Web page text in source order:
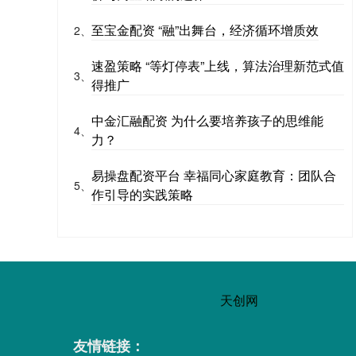
2、 至宝金配资 “融”出舞台，经济循环增质效
3、
速盈策略 “等灯停表”上线，算法治理新范式值
得推广
4、
中金汇融配资 为什么要培养孩子的思维能
力？
5、
易操盘配资平台 幸福同心家庭教育：团队合
作引导的实践策略
天创网
友情链接：